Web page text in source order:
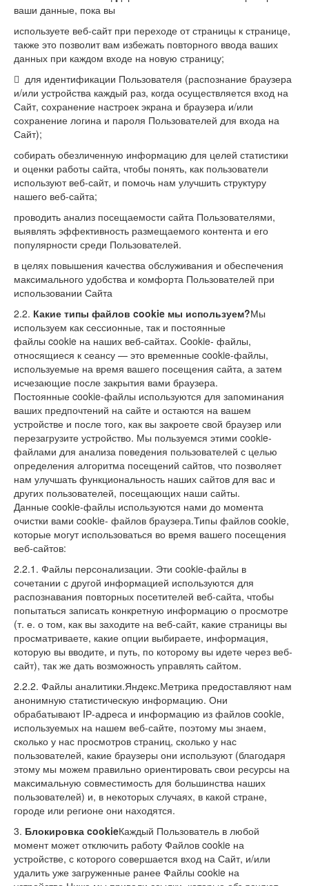
ваши данные, пока вы
используете веб-сайт при переходе от страницы к странице,
также это позволит вам избежать повторного ввода ваших
данных при каждом входе на новую страницу;
 для идентификации Пользователя (распознание браузера
и/или устройства каждый раз, когда осуществляется вход на
Сайт, сохранение настроек экрана и браузера и/или
сохранение логина и пароля Пользователей для входа на
Сайт);
собирать обезличенную информацию для целей статистики
и оценки работы сайта, чтобы понять, как пользователи
используют веб-сайт, и помочь нам улучшить структуру
нашего веб-сайта;
проводить анализ посещаемости сайта Пользователями,
выявлять эффективность размещаемого контента и его
популярности среди Пользователей.
в целях повышения качества обслуживания и обеспечения
максимального удобства и комфорта Пользователей при
использовании Сайта
2.2. Какие типы файлов cookie мы используем?Мы
используем как сессионные, так и постоянные
файлы cookie на наших веб-сайтах. Cookie- файлы,
относящиеся к сеансу — это временные cookie-файлы,
используемые на время вашего посещения сайта, а затем
исчезающие после закрытия вами браузера.
Постоянные cookie-файлы используются для запоминания
ваших предпочтений на сайте и остаются на вашем
устройстве и после того, как вы закроете свой браузер или
перезагрузите устройство. Мы пользуемся этими cookie-
файлами для анализа поведения пользователей с целью
определения алгоритма посещений сайтов, что позволяет
нам улучшать функциональность наших сайтов для вас и
других пользователей, посещающих наши сайты.
Данные cookie-файлы используются нами до момента
очистки вами cookie- файлов браузера.Типы файлов cookie,
которые могут использоваться во время вашего посещения
веб-сайтов:
2.2.1. Файлы персонализации. Эти cookie-файлы в
сочетании с другой информацией используются для
распознавания повторных посетителей веб-сайта, чтобы
попытаться записать конкретную информацию о просмотре
(т. е. о том, как вы заходите на веб-сайт, какие страницы вы
просматриваете, какие опции выбираете, информация,
которую вы вводите, и путь, по которому вы идете через веб-
сайт), так же дать возможность управлять сайтом.
2.2.2. Файлы аналитики.Яндекс.Метрика предоставляют нам
анонимную статистическую информацию. Они
обрабатывают IР-адреса и информацию из файлов cookie,
используемых на нашем веб-сайте, поэтому мы знаем,
сколько у нас просмотров страниц, сколько у нас
пользователей, какие браузеры они используют (благодаря
этому мы можем правильно ориентировать свои ресурсы на
максимальную совместимость для большинства наших
пользователей) и, в некоторых случаях, в какой стране,
городе или регионе они находятся.
3. Блокировка cookieКаждый Пользователь в любой
момент может отключить работу Файлов cookie на
устройстве, с которого совершается вход на Сайт, и/или
удалить уже загруженные ранее Файлы cookie на